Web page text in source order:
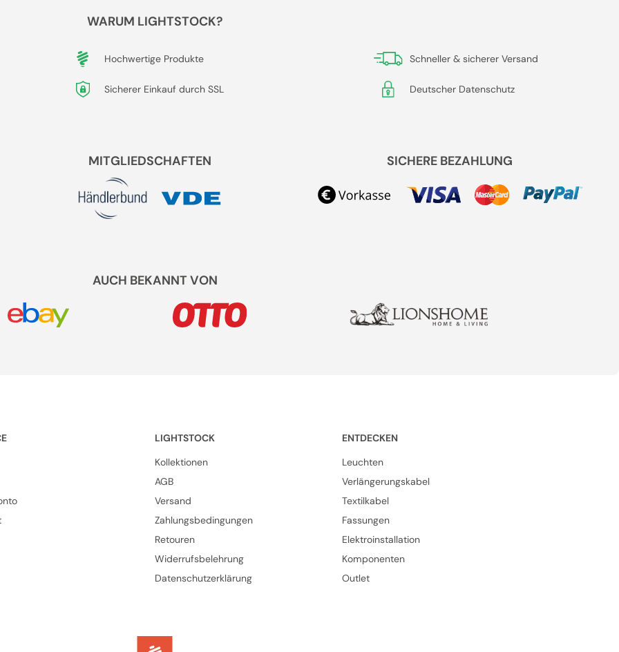
WARUM LIGHTSTOCK?
Hochwertige Produkte Schneller & sicherer Versand
Sicherer Einkauf durch SSL Deutscher Datenschutz
MITGLIEDSCHAFTEN SICHERE BEZAHLUNG
AUCH BEKANNT VON
LIGHTSTOCK
Kollektionen
AGB
Versand
Zahlungsbedingungen
Retouren
Widerrufsbelehrung
Datenschutzerklärung
ENTDECKEN
Leuchten
Verlängerungskabel
Textilkabel
Fassungen
Elektroinstallation
Komponenten
Outlet